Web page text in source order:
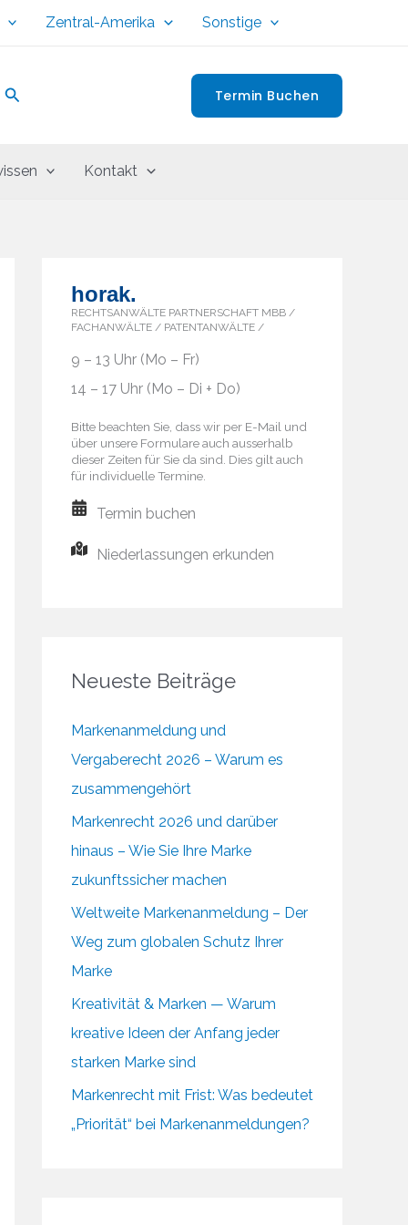
Zentral-Amerika Sonstige
Suchen Termin Buchen
Kontakt
horak.
RECHTSANWÄLTE PARTNERSCHAFT MBB /
FACHANWÄLTE / PATENTANWÄLTE /
9 – 13 Uhr (Mo – Fr)
14 – 17 Uhr (Mo – Di + Do)
Bitte beachten Sie, dass wir per E-Mail und
über unsere Formulare auch ausserhalb
dieser Zeiten für Sie da sind. Dies gilt auch
für individuelle Termine.
Termin buchen
Niederlassungen erkunden
Neueste Beiträge
Markenanmeldung und
Vergaberecht 2026 – Warum es
zusammengehört
Markenrecht 2026 und darüber
hinaus – Wie Sie Ihre Marke
zukunftssicher machen
Weltweite Markenanmeldung – Der
Weg zum globalen Schutz Ihrer
Marke
Kreativität & Marken — Warum
kreative Ideen der Anfang jeder
starken Marke sind
Markenrecht mit Frist: Was bedeutet
„Priorität“ bei Markenanmeldungen?